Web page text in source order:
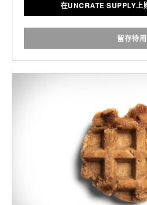
在UNCRATE SUPPLY上
留存待用